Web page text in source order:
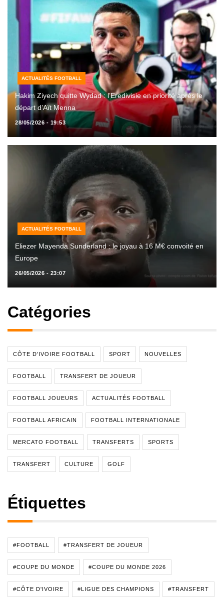
ACTUALITÉS FOOTBALL
Hakim Ziyech quitte Wydad : l’Eredivisie en priorité après le
départ d’Aït Menna
28/05/2026 - 19:53
ACTUALITÉS FOOTBALL
Eliezer Mayenda Sunderland : le joyau à 16 M€ convoité en
Europe
26/05/2026 - 23:07
Catégories
CÔTE D'IVOIRE FOOTBALL SPORT NOUVELLES
FOOTBALL TRANSFERT DE JOUEUR
FOOTBALL JOUEURS ACTUALITÉS FOOTBALL
FOOTBALL AFRICAIN FOOTBALL INTERNATIONALE
MERCATO FOOTBALL TRANSFERTS SPORTS
TRANSFERT CULTURE GOLF
Étiquettes
#FOOTBALL #TRANSFERT DE JOUEUR
#COUPE DU MONDE #COUPE DU MONDE 2026
#CÔTE D'IVOIRE #LIGUE DES CHAMPIONS #TRANSFERT